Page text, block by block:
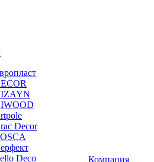
Decor
Deco
Компания